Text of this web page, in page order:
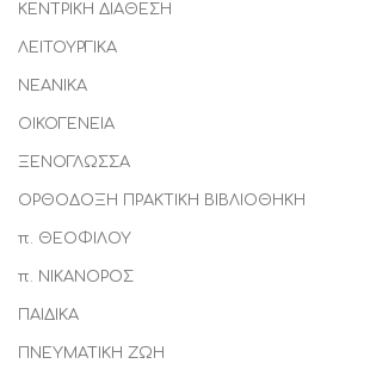
ΚΕΝΤΡΙΚΗ ΔΙΑΘΕΣΗ
ΛΕΙΤΟΥΡΓΙΚΑ
ΝΕΑΝΙΚΑ
ΟΙΚΟΓΕΝΕΙΑ
ΞΕΝΟΓΛΩΣΣΑ
ΟΡΘΟΔΟΞΗ ΠΡΑΚΤΙΚΗ ΒΙΒΛΙΟΘΗΚΗ
π. ΘΕΟΦΙΛΟΥ
π. ΝΙΚΑΝΟΡΟΣ
ΠΑΙΔΙΚΑ
ΠΝΕΥMΑΤΙΚΗ ΖΩΗ